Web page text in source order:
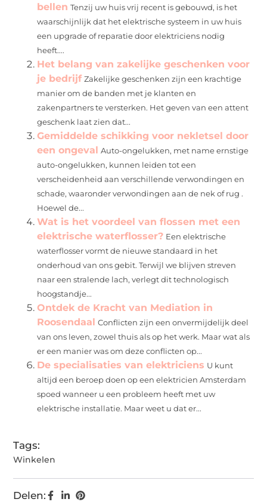
bellen Tenzij uw huis vrij recent is gebouwd, is het
waarschijnlijk dat het elektrische systeem in uw huis
een upgrade of reparatie door elektriciens nodig
heeft....
Het belang van zakelijke geschenken voor
je bedrijf Zakelijke geschenken zijn een krachtige
manier om de banden met je klanten en
zakenpartners te versterken. Het geven van een attent
geschenk laat zien dat...
Gemiddelde schikking voor nekletsel door
een ongeval Auto-ongelukken, met name ernstige
auto-ongelukken, kunnen leiden tot een
verscheidenheid aan verschillende verwondingen en
schade, waaronder verwondingen aan de nek of rug .
Hoewel de...
Wat is het voordeel van flossen met een
elektrische waterflosser? Een elektrische
waterflosser vormt de nieuwe standaard in het
onderhoud van ons gebit. Terwijl we blijven streven
naar een stralende lach, verlegt dit technologisch
hoogstandje...
Ontdek de Kracht van Mediation in
Roosendaal Conflicten zijn een onvermijdelijk deel
van ons leven, zowel thuis als op het werk. Maar wat als
er een manier was om deze conflicten op...
De specialisaties van elektriciens U kunt
altijd een beroep doen op een elektricien Amsterdam
spoed wanneer u een probleem heeft met uw
elektrische installatie. Maar weet u dat er...
Tags:
Winkelen
Delen: